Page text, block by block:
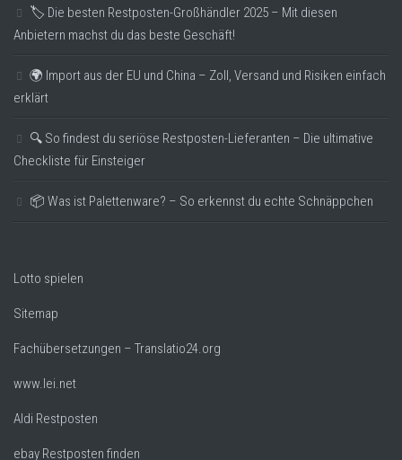
🏷️ Die besten Restposten-Großhändler 2025 – Mit diesen
Anbietern machst du das beste Geschäft!
🌍 Import aus der EU und China – Zoll, Versand und Risiken einfach
erklärt
🔍 So findest du seriöse Restposten-Lieferanten – Die ultimative
Checkliste für Einsteiger
📦 Was ist Palettenware? – So erkennst du echte Schnäppchen
Lotto spielen
Sitemap
Fachübersetzungen – Translatio24.org
www.lei.net
Aldi Restposten
ebay Restposten finden